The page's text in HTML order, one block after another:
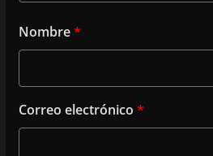
Nombre*
Correo electrónico *